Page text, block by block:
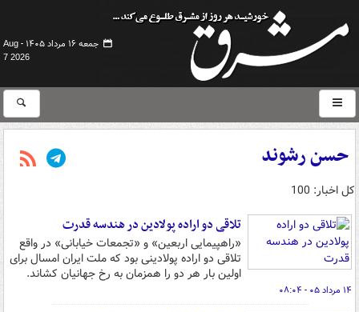
جمعه ۱۶ مرداد ۱۴۰۵ -
Aug
7 2026
حسن رشوند
کل اخبار: 100
تلاقی دو اراده پولادین در هندسه قدرت
«راهپیمایی اربعین» و «تجمعات خیابانی» در واقع
تلاقی دو اراده پولادینی بود که ملت ایران امسال برای
اولین بار هر دو را همزمان به رخ جهانیان کشاند.
۱۴ مرداد ۰۵ - ۰۸:۰۴